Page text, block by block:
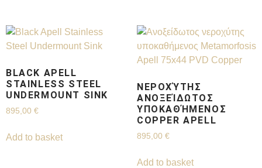
BLACK APELL
STAINLESS STEEL
UNDERMOUNT SINK
895,00 €
Add to basket
ΝΕΡΟΧΎΤΗΣ
ΑΝΟΞΕΊΔΩΤΟΣ
ΥΠΟΚΑΘΉΜΕΝΟΣ
COPPER APELL
895,00 €
Add to basket